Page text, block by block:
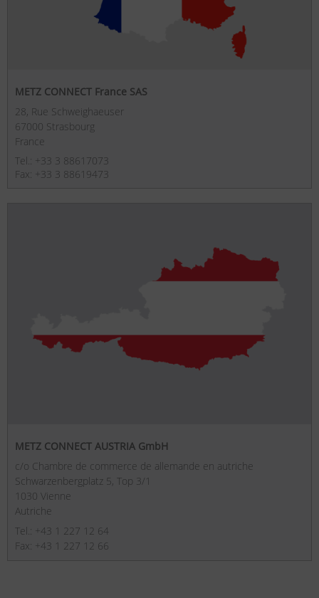
METZ CONNECT France SAS
28, Rue Schweighaeuser
67000 Strasbourg
France
Tel.: +33 3 88617073
Fax: +33 3 88619473
METZ CONNECT AUSTRIA GmbH
c/o Chambre de commerce de allemande en autriche
Schwarzenbergplatz 5, Top 3/1
1030 Vienne
Autriche
Tel.: +43 1 227 12 64
Fax: +43 1 227 12 66